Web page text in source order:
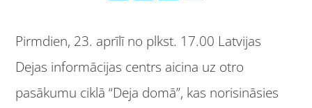
Pirmdien, 23. aprīlī no plkst. 17.00 Latvijas
Dejas informācijas centrs aicina uz otro
pasākumu ciklā “Deja domā”, kas norisināsies